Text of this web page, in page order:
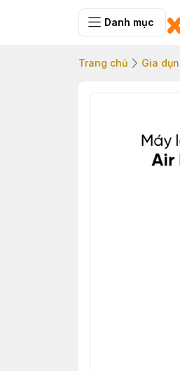
Danh mục
Trang chủ Gia